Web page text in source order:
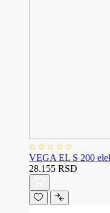
VEGA EL S 200
28.155 RSD